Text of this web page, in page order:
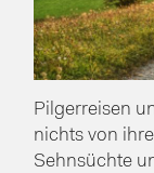
Pilgerreisen
nichts von
Sehnsüchte